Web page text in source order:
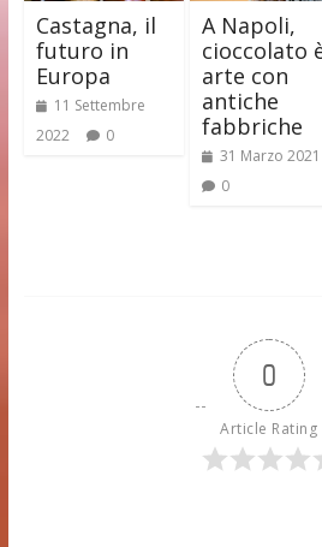
Castagna, il
futuro in
Europa
11 Settembre
2022
0
A Napoli,
cioccolato
arte con
antiche
fabbriche
31 Marzo 2021
0
0
Article Rating